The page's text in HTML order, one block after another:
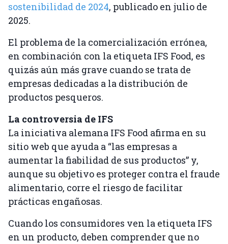
sostenibilidad de 2024, publicado en julio de
2025.
El problema de la comercialización errónea,
en combinación con la etiqueta IFS Food, es
quizás aún más grave cuando se trata de
empresas dedicadas a la distribución de
productos pesqueros.
La controversia de IFS
La iniciativa alemana IFS Food afirma en su
sitio web que ayuda a “las empresas a
aumentar la fiabilidad de sus productos” y,
aunque su objetivo es proteger contra el fraude
alimentario, corre el riesgo de facilitar
prácticas engañosas.
Cuando los consumidores ven la etiqueta IFS
en un producto, deben comprender que no